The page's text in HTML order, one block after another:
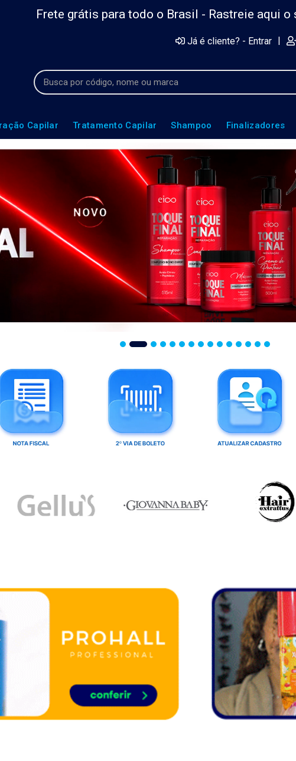
Frete grátis para todo o Brasil - Rastreie aqui o
Já é cliente? - Entrar |
Capilar Tratamento Capilar Shampoo Finalizadores